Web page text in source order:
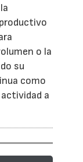
o la
su
como
a